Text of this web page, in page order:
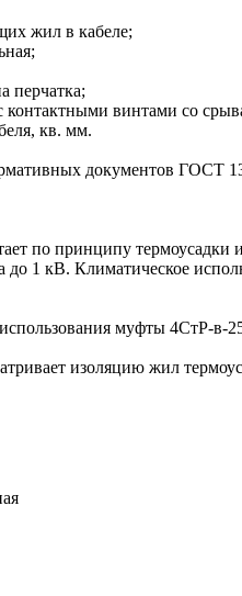
жил в кабеле;
перчатка;
контактными винтами со
кв. мм.
документов ГОСТ
по принципу термоусадки
до 1 кВ. Климатическое
муфты 4СтР-в-
изоляцию жил